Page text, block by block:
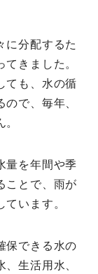
に分配するた
きました。
ても、水の循
で、毎年、
量を年間や季
ことで、雨が
います。
保できる水の
生活用水、